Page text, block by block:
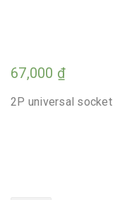
67,000 ₫
2P universal socket